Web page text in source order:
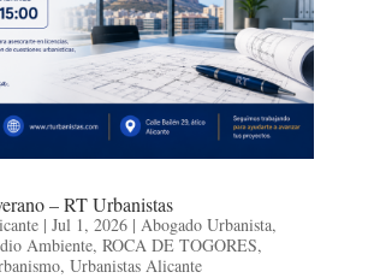
– RT Urbanistas
| Jul 1, 2026| Abogado Urbanista,
Ambiente, ROCA DE TOGORES,
, Urbanistas Alicante